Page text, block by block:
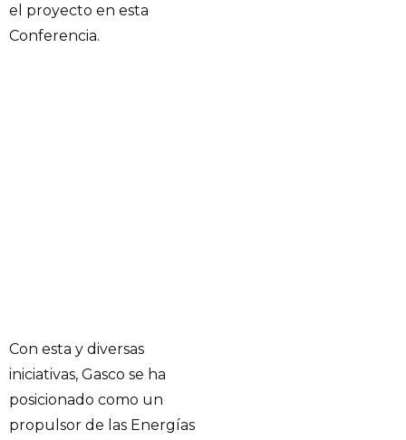
el proyecto en esta
Conferencia.
Con esta y diversas
iniciativas, Gasco se ha
posicionado como un
propulsor de las Energías